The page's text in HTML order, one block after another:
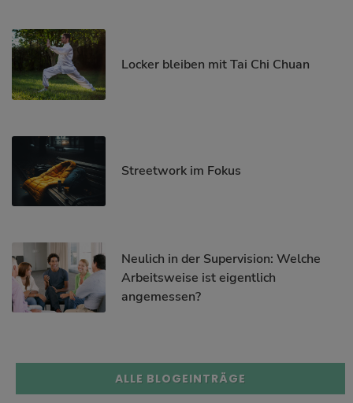
Locker bleiben mit Tai Chi Chuan
Streetwork im Fokus
Neulich in der Supervision: Welche
Arbeitsweise ist eigentlich
angemessen?
ALLE BLOGEINTRÄGE